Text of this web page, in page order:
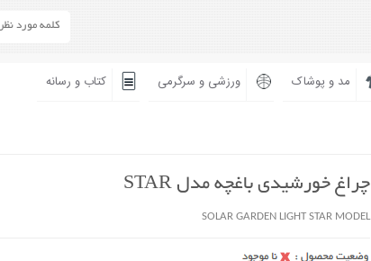
مد و پوشاک ورزشی و سرگرمی کتاب و رسانه
چراغ خورشیدی باغچه مدل STAR
SOLAR GARDEN LIGHT STAR MODEL